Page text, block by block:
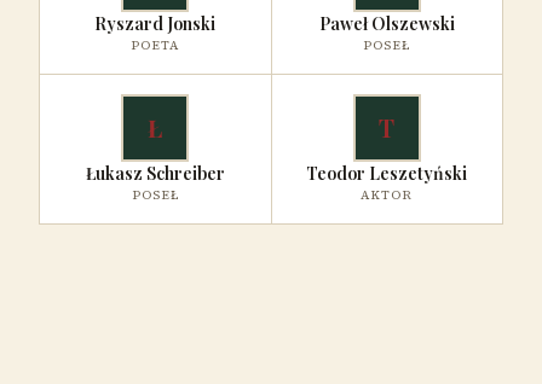
Ryszard Jonski
POETA
Paweł Olszewski
POSEŁ
Ł
Łukasz Schreiber
POSEŁ
T
Teodor Leszetyński
AKTOR